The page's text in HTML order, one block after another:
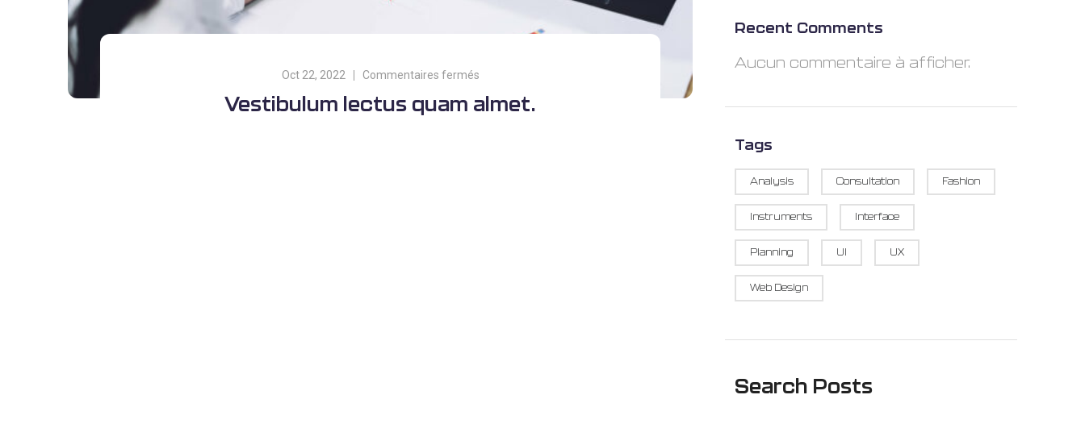
Recent Comments
Aucun commentaire à afficher.
Tags
Analysis Consultation Fashion
Instruments Interface
Planning UI UX
Web Design
Search Posts
Oct 22, 2022 Commentaires fermés
Vestibulum lectus quam almet.